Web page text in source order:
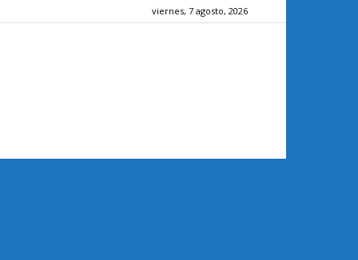
viernes, 7 agosto, 2026